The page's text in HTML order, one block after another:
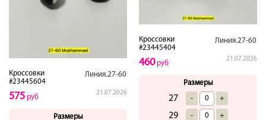
Кроссовки
#23445604
Линия.27-60
21.07.2026
575 руб
Размеры
Кроссовки
#23445404
Линия.27-60
21.07.2026
460руб
Размеры
27 - +
29 - +